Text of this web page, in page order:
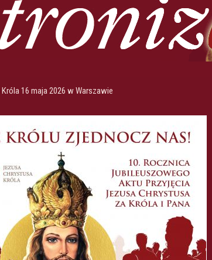
16 maja 2026 w Warszawie